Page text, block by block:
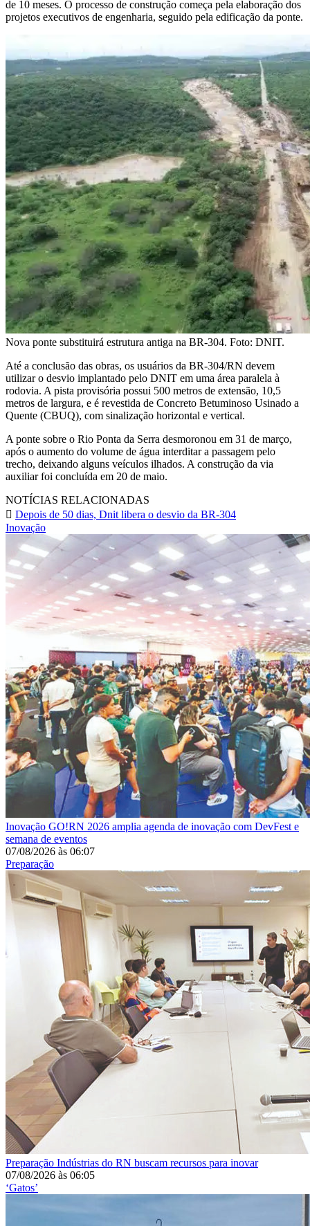
de 10 meses. O processo de construção começa pela elaboração dos
projetos executivos de engenharia, seguido pela edificação da ponte.
Nova ponte substituirá estrutura antiga na BR-304. Foto: DNIT.
Até a conclusão das obras, os usuários da BR-304/RN devem
utilizar o desvio implantado pelo DNIT em uma área paralela à
rodovia. A pista provisória possui 500 metros de extensão, 10,5
metros de largura, e é revestida de Concreto Betuminoso Usinado a
Quente (CBUQ), com sinalização horizontal e vertical.
A ponte sobre o Rio Ponta da Serra desmoronou em 31 de março,
após o aumento do volume de água interditar a passagem pelo
trecho, deixando alguns veículos ilhados. A construção da via
auxiliar foi concluída em 20 de maio.
NOTÍCIAS RELACIONADAS
Depois de 50 dias, Dnit libera o desvio da BR-304
Inovação
Inovação GO!RN 2026 amplia agenda de inovação com DevFest e
semana de eventos
07/08/2026 às 06:07
Preparação
Preparação Indústrias do RN buscam recursos para inovar
07/08/2026 às 06:05
‘Gatos’